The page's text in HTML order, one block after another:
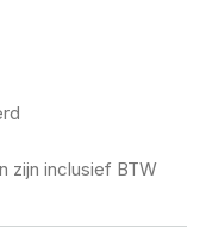
zijn inclusief BTW